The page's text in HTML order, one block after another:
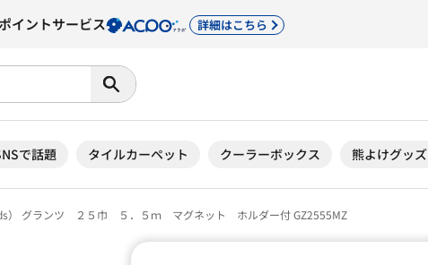
イントサービス 詳細はこちら
で話題 タイルカーペット クーラーボックス 熊よけグッズ
） グランツ ２５巾 ５．５ｍ マグネット ホルダー付 GZ2555MZ